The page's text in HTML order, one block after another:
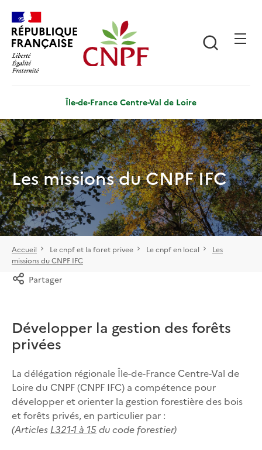
contenu
principal
Île-de-France Centre-Val de Loire
Les missions du CNPF IFC
Accueil Le cnpf et la foret privee Le cnpf en local
Les
missions du CNPF IFC
Partager
Développer la gestion des forêts
privées
La délégation régionale Île-de-France Centre-Val de
Loire du CNPF (CNPF IFC) a compétence pour
développer et orienter la gestion forestière des bois
et forêts privés, en particulier par :
(Articles L321-1 à 15du code forestier)